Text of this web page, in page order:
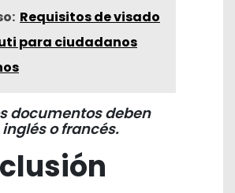
Requisitos de visado
para ciudadanos
documentos deben
o francés.